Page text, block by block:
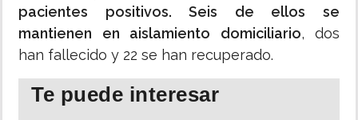
pacientes positivos. Seis de ellos se
mantienen en aislamiento domiciliario, dos
han fallecido y 22 se han recuperado.
Te puede interesar